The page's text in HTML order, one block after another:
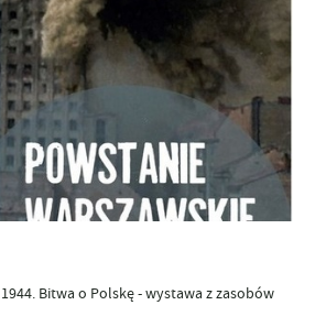
Bitwa o Polskę - wystawa z zasobów